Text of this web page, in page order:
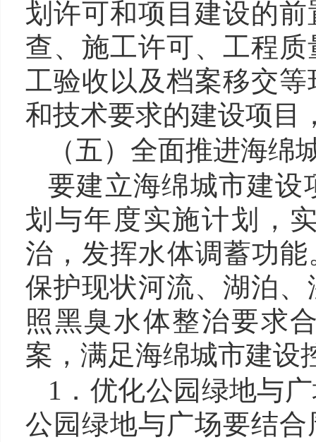
划许可和项目建设的
查、施工许可、工程
工验收以及档案移交
和技术要求的建设项目
（五）全面推进海绵
要建立海绵城市建设
划与年度实施计划，
治，发挥水体调蓄功
保护现状河流、湖泊
照黑臭水体整治要求
案，满足海绵城市建设
1．优化公园绿地与
公园绿地与广场要结